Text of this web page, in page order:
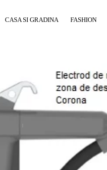
CASA SI GRADINA FASHION